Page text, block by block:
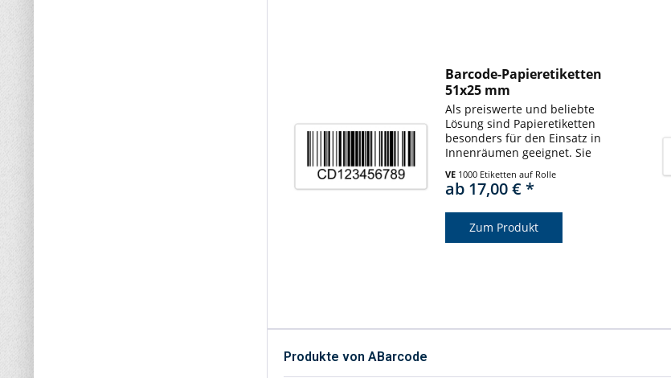
Barcode-Papieretiketten
51x25 mm
Als preiswerte und beliebte
Lösung sind Papieretiketten
besonders für den Einsatz in
Innenräumen geeignet. Sie
widerstandsfähigem Papier und
erfüllen eine Vielzahl von
Anforderungen. Barcodeetiketten
sind universell...
VE 1000 Etiketten auf Rolle
ab 17,00 € *
Zum Produkt
Produkte von ABarcode